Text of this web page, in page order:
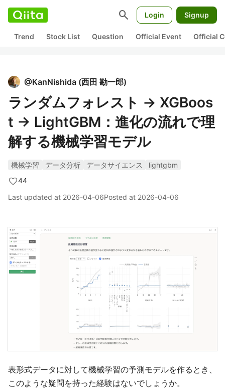
search Login Signup
Trend Stock List Question Official Event Official
@KanNishida (西田 勘一郎)
ランダムフォレスト → XGBoos
t → LightGBM：進化の流れで理
解する機械学習モデル
機械学習 データ分析 データサイエンス
lightgbm
44
Last updated at 2026-04-06Posted at 2026-04-06
表形式データに対して機械学習の予測モデルを作るとき、
このような疑問を持った経験はないでしょうか。